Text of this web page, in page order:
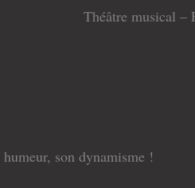
Théâtre musical –
son dynamisme !